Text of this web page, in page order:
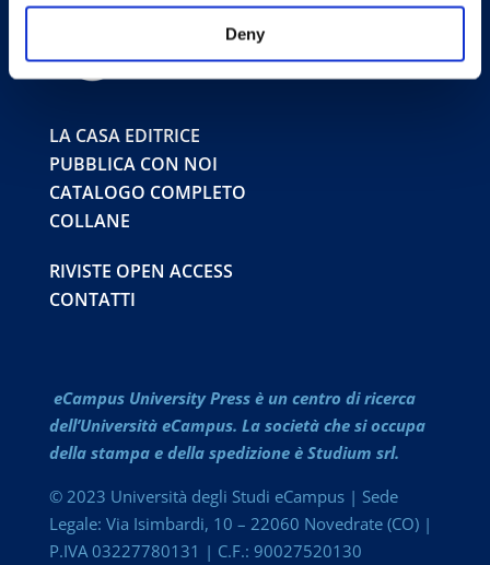
Deny
LA CASA EDITRICE
PUBBLICA CON NOI
CATALOGO COMPLETO
COLLANE
RIVISTE OPEN ACCESS
CONTATTI
eCampus University Press è un centro di ricerca
dell’Università eCampus. La società che si occupa
della stampa e della spedizione è Studium srl.
© 2023 Università degli Studi eCampus | Sede
Legale: Via Isimbardi, 10 – 22060 Novedrate (CO) |
P.IVA 03227780131 | C.F.: 90027520130